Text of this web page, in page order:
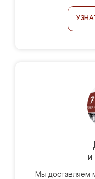
и
Мы доставляем